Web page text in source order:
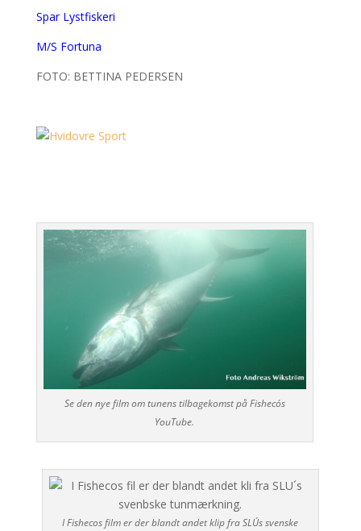
Spar Lystfiskeri
M/S Fortuna
FOTO: BETTINA PEDERSEN
Se den nye film om tunens tilbagekomst på Fisheco´s
YouTube.
I Fishecos film er der blandt andet klip fra SLU´s svenske